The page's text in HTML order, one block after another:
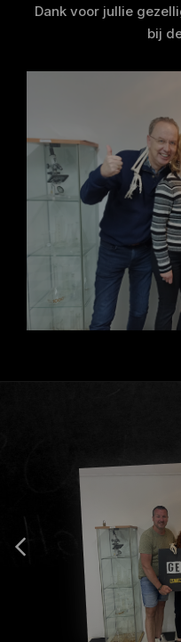
Dank voor jullie
bij